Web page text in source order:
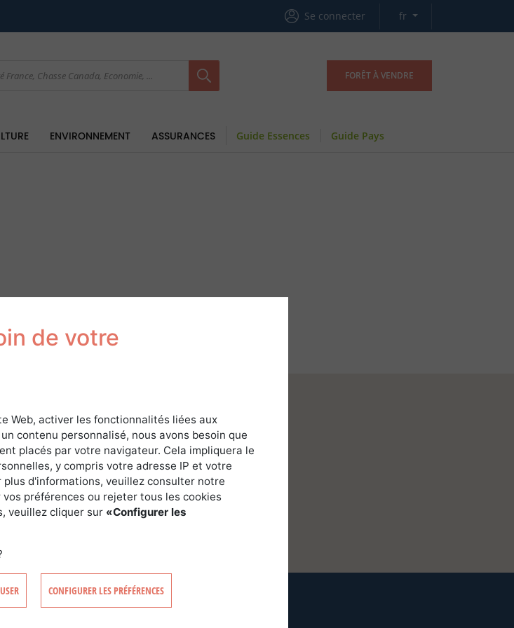
Se connecter fr
FORÊT À VENDRE
ENVIRONNEMENT ASSURANCES Guide Essences Guide Pays
SE CONNECTER
de votre
Web, activer les fonctionnalités liées aux
contenu personnalisé, nous avons besoin que
placés par votre navigateur. Cela impliquera le
y compris votre adresse IP et votre
d'informations, veuillez consulter notre
préférences ou rejeter tous les cookies
veuillez cliquer sur «Configurer les
CONFIGURER LES PRÉFÉRENCES